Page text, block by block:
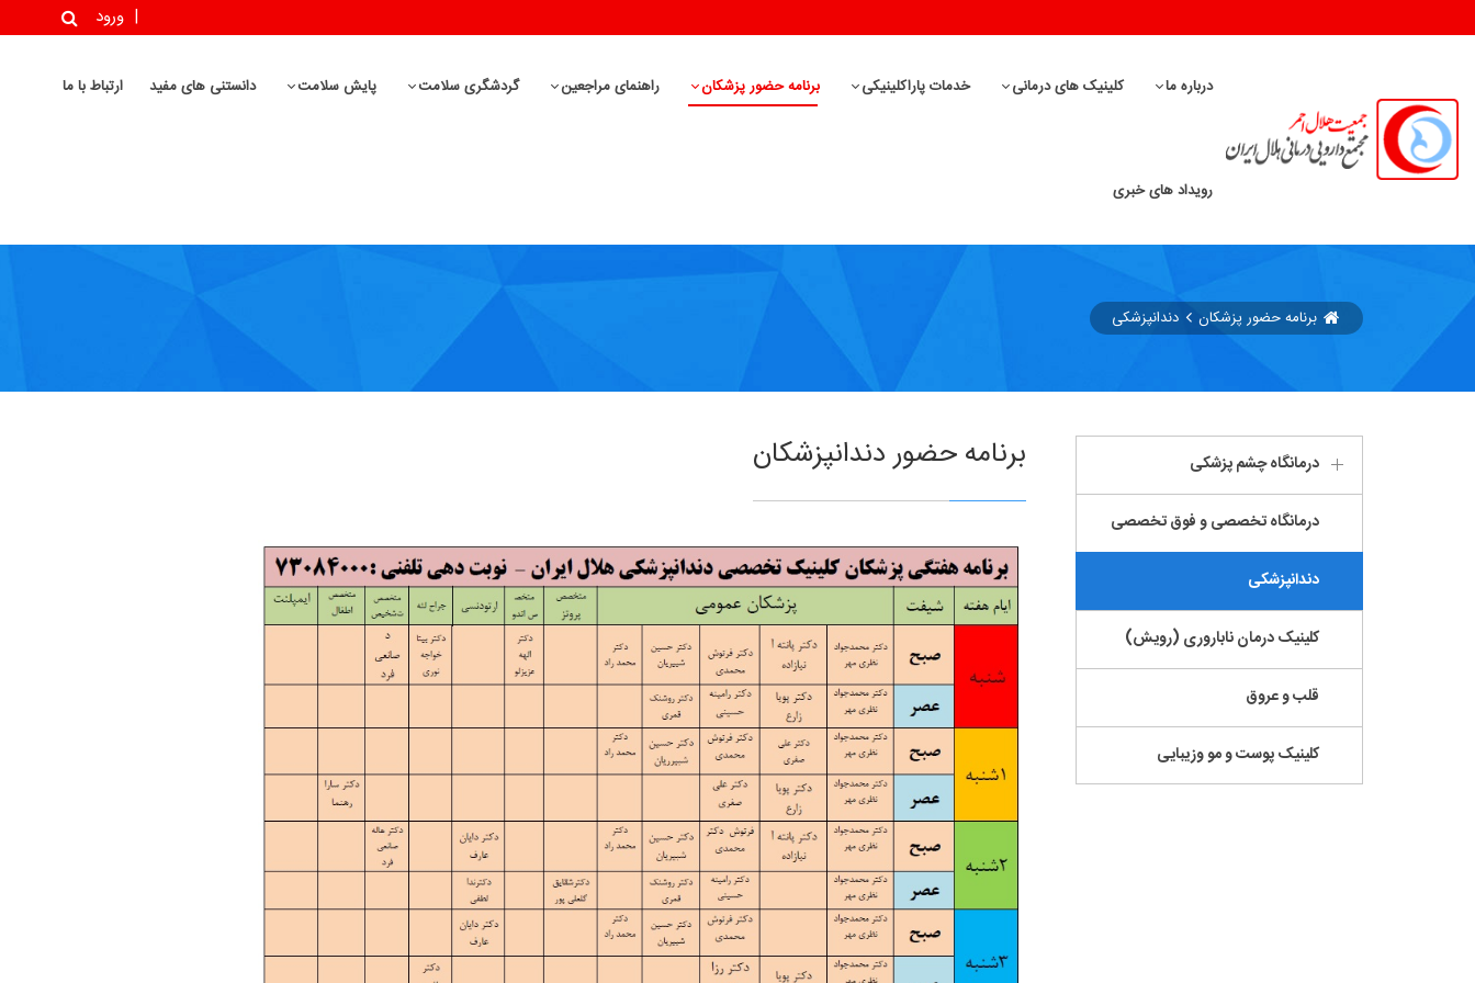
| ورود
درباره ما کلینیک های درمانی خدمات پاراکلینیکی برنامه حضور پزشکان راهنمای مراجعین گردشگری سلامت پایش سلامت دانستنی های مفید ارتباط با ما
رویداد های خبری
برنامه حضور پزشکان دندانپزشکی
درمانگاه چشم پزشکی
درمانگاه تخصصی و فوق تخصصی
دندانپزشکی
کلینیک درمان ناباروری (رویش)
قلب و عروق
کلینیک پوست و مو وزیبایی
برنامه حضور دندانپزشکان